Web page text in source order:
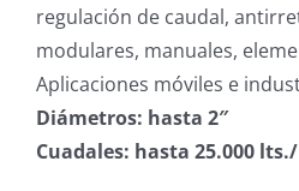
regulación de caudal,
modulares, manuales,
Aplicaciones móviles e
Diámetros: hasta 2″
Cuadales: hasta 25.000